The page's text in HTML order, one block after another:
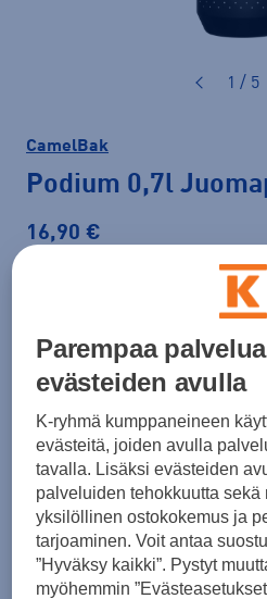
1 / 5
CamelBak
Podium 0,7l
16,90 €
Lisää
Parempaa palvelua
evästeiden avulla
K-ryhmä kumppaneineen
evästeitä, joiden avulla
tavalla. Lisäksi evästeiden
palveluiden tehokkuutta sekä
yksilöllinen ostokokemus ja
tarjoaminen. Voit antaa
”Hyväksy kaikki”. Pystyt
myöhemmin